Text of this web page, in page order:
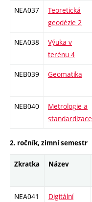
NEA037
Teoretická
geodézie 2
NEA038
Výuka v
terénu 4
NEB039 Geomatika
NEB040
Metrologie a
standardizace
2. ročník, zimní semestr
Zkratka Název
NEA041
Digitální